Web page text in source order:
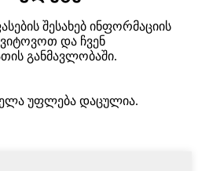
შესახებ ინფორმაციის
და ჩვენ
განმავლობაში.
უფლება დაცულია.